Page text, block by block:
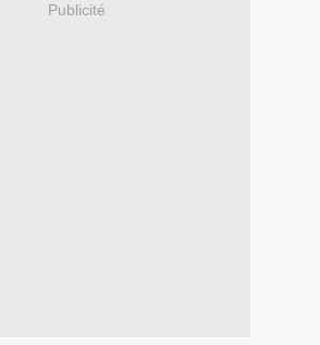
Publicité